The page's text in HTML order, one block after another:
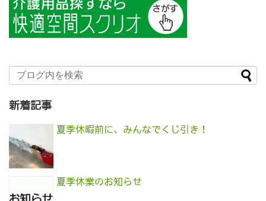
新着記事
夏季休暇前に、みんなでくじ引き！
夏季休業のお知らせ